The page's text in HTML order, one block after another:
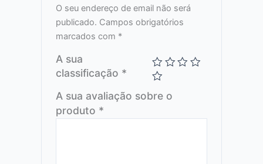
O seu endereço de email não será
publicado. Campos obrigatórios
marcados com *
A sua
classificação *
A sua avaliação sobre o
produto *